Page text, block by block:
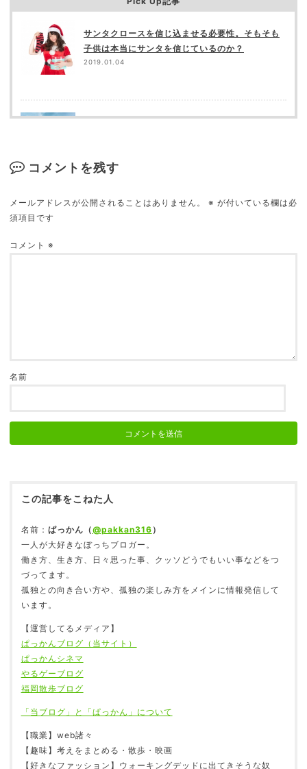
サンタクロースを信じ込ませる必要性。そもそも
子供は本当にサンタを信じているのか？
2019.01.04
昼とか夕方に寝て夜起きると何故か切なくなる現
2018.03.31
2018.10.29
コメントを残す
メールアドレスが公開されることはありません。 ※ が付いている欄は必
須項目です
コメント ※
名前
この記事をこねた人
名前： ぱっかん（@pakkan316 ）
一人が大好きなぼっちブロガー。
働き方、生き方、日々思った事、クッソどうでもいい事などをつ
づってます。
孤独との向き合い方や、孤独の楽しみ方をメインに情報発信して
います。
【運営してるメディア】
ぱっかんブログ（当サイト）
ぱっかんシネマ
やるゲーブログ
福岡散歩ブログ
「当ブログ」と「ぱっかん」について
【職業】web諸々
【趣味】考えをまとめる・散歩・映画
【好きなファッション】ウォーキングデッドに出てきそうな奴